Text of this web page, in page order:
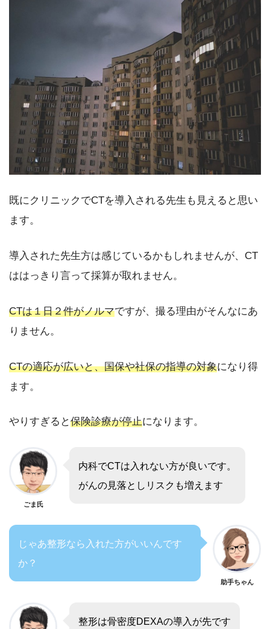
既にクリニックでCTを導入される先生も見えると思い
ます。
導入された先生方は感じているかもしれませんが、CT
ははっきり言って採算が取れません。
CTは１日２件がノルマですが、撮る理由がそんなにあ
りません。
CTの適応が広いと、国保や社保の指導の対象になり得
ます。
やりすぎると保険診療が停止になります。
ごま氏
内科でCTは入れない方が良いです。
がんの見落としリスクも増えます
じゃあ整形なら入れた方がいいんです
か？
助手ちゃん
整形は骨密度DEXAの導入が先です